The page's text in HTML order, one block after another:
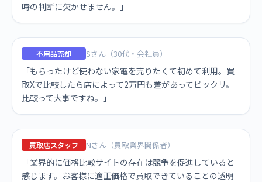
時の判断に欠かせません。」
不用品売却 Sさん（30代・会社員）
「もらったけど使わない家電を売りたくて初めて利用。買
取Xで比較したら店によって2万円も差があってビックリ。
比較って大事ですね。」
買取店スタッフ Nさん（買取業界関係者）
「業界的に価格比較サイトの存在は競争を促進していると
感じます。お客様に適正価格で買取できていることの透明